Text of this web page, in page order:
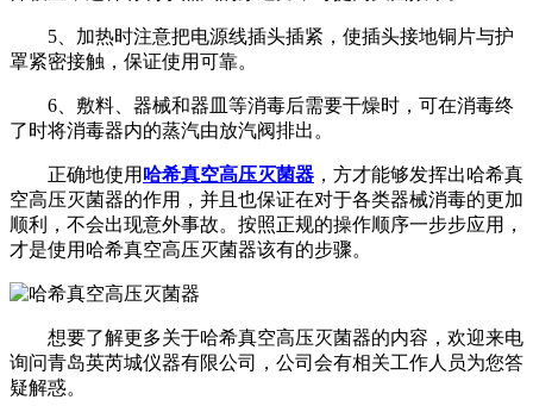
5、加热时注意把电源线插头插紧，使插头接地铜片与护
罩紧密接触，保证使用可靠。
6、敷料、器械和器皿等消毒后需要干燥时，可在消毒终
了时将消毒器内的蒸汽由放汽阀排出。
正确地使用 哈希真空高压灭菌器 ，方才能够发挥出哈希真
空高压灭菌器的作用，并且也保证在对于各类器械消毒的更加
顺利，不会出现意外事故。按照正规的操作顺序一步步应用，
才是使用哈希真空高压灭菌器该有的步骤。
想要了解更多关于哈希真空高压灭菌器的内容，欢迎来电
询问青岛英芮城仪器有限公司，公司会有相关工作人员为您答
疑解惑。